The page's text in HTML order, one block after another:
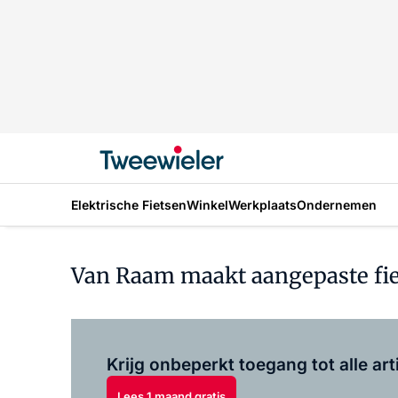
Elektrische FietsenWinkelWerkplaatsOndernemen
Van Raam maakt aangepaste
Krijg onbeperkt toegang tot alle